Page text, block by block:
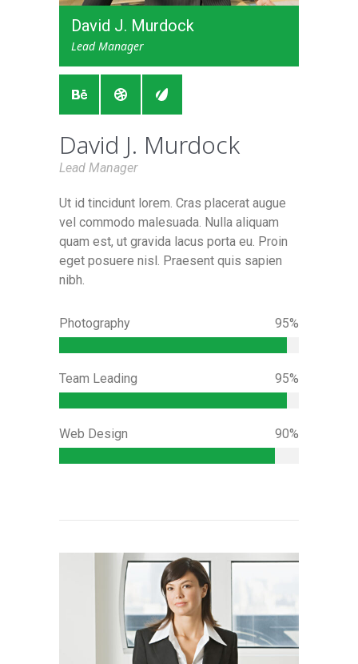
David J. Murdock
Lead Manager
David J. Murdock
Lead Manager
Ut id tincidunt lorem. Cras placerat augue
vel commodo malesuada. Nulla aliquam
quam est, ut gravida lacus porta eu. Proin
eget posuere nisl. Praesent quis sapien
nibh.
Photography 95%
Team Leading 95%
Web Design 90%